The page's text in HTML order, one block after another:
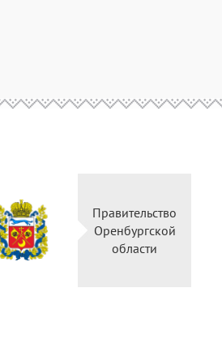
Правительство
Оренбургской
области